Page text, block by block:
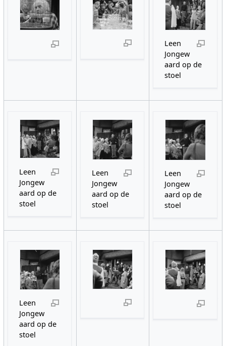
Leen
Jongew
aard op de
stoel
Leen
Jongew
aard op de
stoel
Leen
Jongew
aard op de
stoel
Leen
Jongew
aard op de
stoel
Leen
Jongew
aard op de
stoel